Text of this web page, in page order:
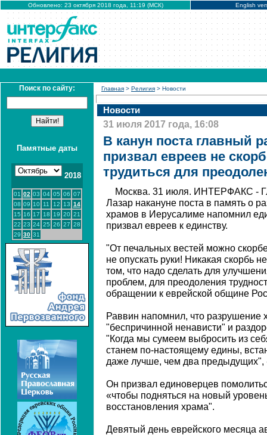
Обновлено: 23 октября 2018 года, 11:19 (МСК) English
Поиск по сайту:
Памятные даты
2018
01 02 03 04 05 06 07
08 09 10 11 12 13 14
15 16 17 18 19 20 21
22 23 24 25 26 27 28
29 30 31
Главная > Религия > Новости
Новости
31 июля 2017 года, 16:08
В канун поста главный
призвал евреев не
трудиться для
Москва. 31 июля. ИНТЕРФАКС -
Лазар накануне поста в память о
храмов в Иерусалиме напомнил
призвал евреев к единству.
"От печальных вестей можно
не опускать руки! Никакая скорбь
том, что надо сделать для
проблем, для преодоления
обращении к еврейской общине
Раввин напомнил, что разрушение
"беспричинной ненависти" и
"Когда мы сумеем выбросить из
станем по-настоящему едины,
даже лучше, чем два предыдущих",
Он призвал единоверцев
«чтобы подняться на новый
восстановления храма".
Девятый день еврейского месяца